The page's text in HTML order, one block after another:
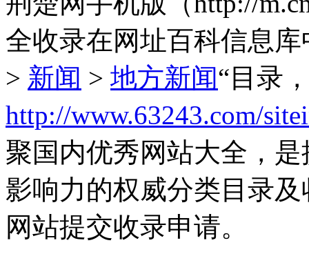
全收录在网址百科信息
> 新闻 > 地方新闻“目录
http://www.63243.com/
聚国内优秀网站大全，
影响力的权威分类目录
网站提交收录申请。